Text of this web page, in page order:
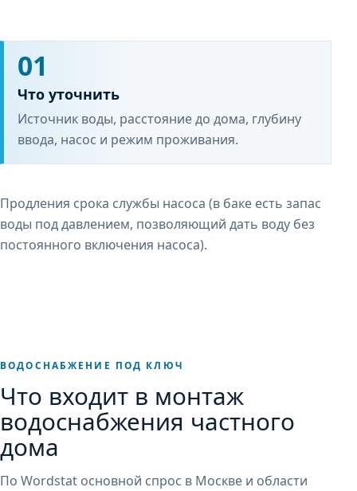
01
Что уточнить
Источник воды, расстояние до дома, глубину
ввода, насос и режим проживания.
Продления срока службы насоса (в баке есть запас
воды под давлением, позволяющий дать воду без
постоянного включения насоса).
ВОДОСНАБЖЕНИЕ ПОД КЛЮЧ
Что входит в монтаж
водоснабжения частного
дома
По Wordstat основной спрос в Москве и области